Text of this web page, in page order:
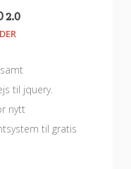
2.0
til jquery.
nytt
til gratis